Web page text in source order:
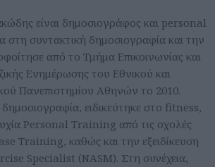
είναι δημοσιογράφος και personal
στη συντακτική δημοσιογραφία και την
από το Τμήμα Επικοινωνίας και
Ενημέρωσης του Εθνικού και
Πανεπιστημίου Αθηνών το 2010.
ειδικεύτηκε στο fitness,
Personal Training από τις σχολές
Training, καθώς και την εξειδίκευση
Specialist (NASM). Στη συνέχεια,